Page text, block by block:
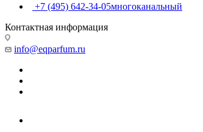
+7 (495) 642-34-05многоканальный
Контактная информация
info@eqparfum.ru